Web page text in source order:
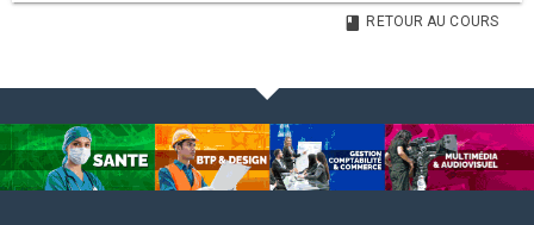
RETOUR AU COURS